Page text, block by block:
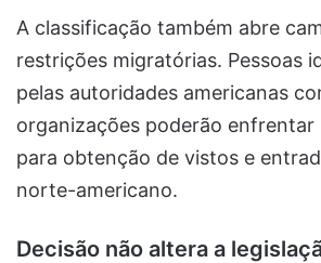
A classificação também abre
restrições migratórias. Pessoas
pelas autoridades americanas
organizações poderão enfrentar
para obtenção de vistos e
norte-americano.
Decisão não altera a